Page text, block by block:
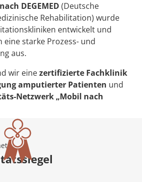
DEGEMED (Deutsche
Rehabilitation) wurde
entwickelt und
eine starke Prozess- und
aus.
wir einezertifizierte Fachklinik
amputierter Patienten und
Netzwerk „Mobil nach